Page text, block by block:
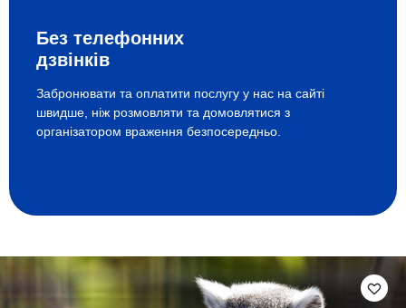
Без телефонних
дзвінків
Забронювати та оплатити послугу у нас на сайті
швидше, ніж розмовляти та домовлятися з
організатором враження безпосередньо.